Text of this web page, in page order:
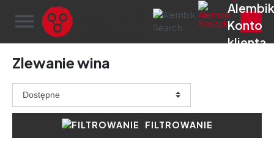
menu
Zlewanie wina
FILTROWANIE